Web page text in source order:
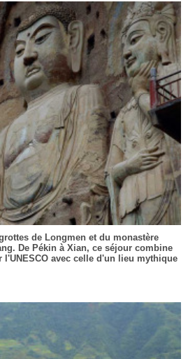
de Longmen et du monastère
De Pékin à Xian, ce séjour combine
l'UNESCO avec celle d'un lieu mythique